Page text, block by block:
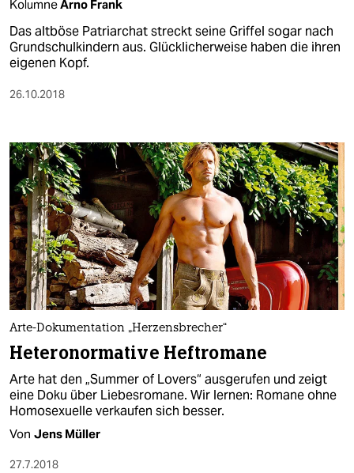
KolumneArno Frank
Das altböse Patriarchat streckt seine Griffel sogar nach
Grundschulkindern aus. Glücklicherweise haben die ihren
eigenen Kopf.
26.10.2018
Arte-Dokumentation „Herzensbrecher“
Heteronormative Heftromane
Arte hat den „Summer of Lovers“ ausgerufen und zeigt
eine Doku über Liebesromane. Wir lernen: Romane ohne
Homosexuelle verkaufen sich besser.
Von Jens Müller
27.7.2018